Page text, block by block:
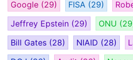
Google (29) FISA (29)
Jeffrey Epstein (29) ONU
Bill Gates (28) NIAID (28)